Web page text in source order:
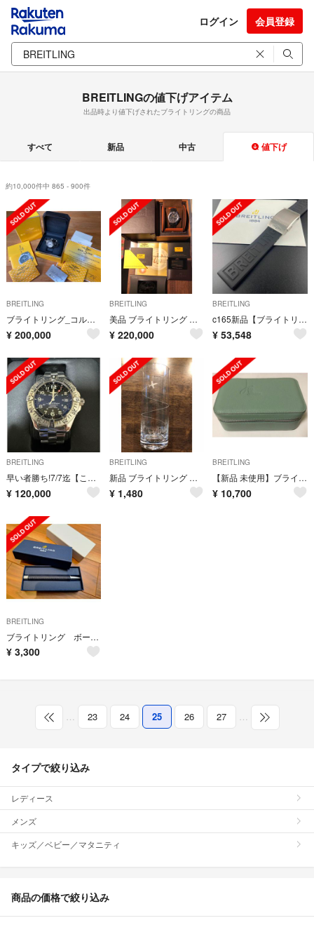
ログイン 会員登録
BREITLINGの値下げアイテム
出品時より値下げされたブライトリングの商品
すべて 新品 中古 値下げ
約10,000件中 865 - 900件
BREITLING
ブライトリング_コルトオート_白
¥ 200,000
BREITLING
美品 ブライトリング コルト オートマチック
¥ 220,000
BREITLING
c165新品【ブライトリング】22mm ダイバープロ ロゴラバー Dバックル 黒
¥ 53,548
BREITLING
早い者勝ち!7/7迄【このままお渡し特別価格】ブライトリング スーパーオーシャン
¥ 120,000
BREITLING
新品 ブライトリング グラス ボヘミアングラス
¥ 1,480
BREITLING
【新品 未使用】ブライトリング 時計ケース
¥ 10,700
BREITLING
ブライトリング ボールペン
¥ 3,300
23 24 25 26 27
タイプで絞り込み
レディース
メンズ
キッズ／ベビー／マタニティ
商品の価格で絞り込み